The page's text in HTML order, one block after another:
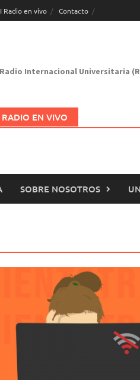
Radio en vivo Contacto
Internacional Universitaria
EN VIVO
SOBRE NOSOTROS